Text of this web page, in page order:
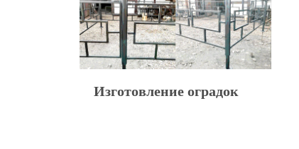
Изготовление оградок